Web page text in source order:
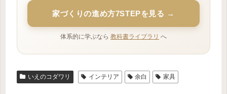
家づくりの進め方7STEPを見る →
体系的に学ぶなら 教科書ライブラリ へ
いえのコダワリ インテリア 余白 家具